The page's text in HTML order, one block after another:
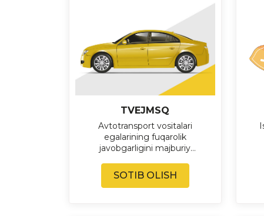
TVEJMSQ
Avtotransport vositalari
egalarining fuqarolik
javobgarligini majburiy
SOTIB OLISH